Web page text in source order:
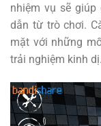
nhiệm vụ sẽ
dẫn từ trò chơi.
mặt với những
trải nghiệm kinh dị.